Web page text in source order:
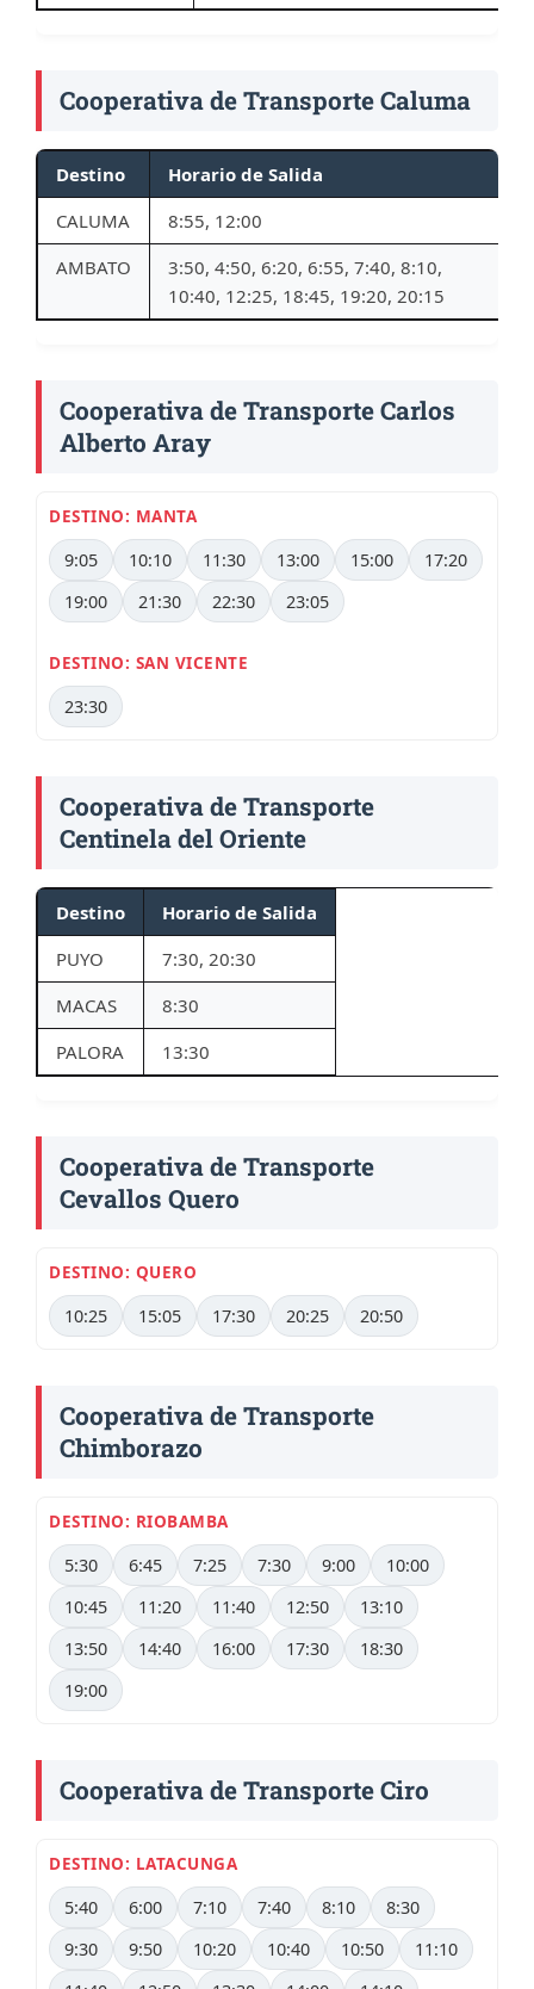
Cooperativa de Transporte Caluma
Destino
Horario de Salida
CALUMA
8:55, 12:00
AMBATO
3:50, 4:50, 6:20, 6:55, 7:40, 8:10,
10:40, 12:25, 18:45, 19:20, 20:15
Cooperativa de Transporte Carlos
Alberto Aray
DESTINO: MANTA
9:05 10:10 11:30 13:00 15:00
17:20
19:00
21:30 22:30 23:05
DESTINO: SAN VICENTE
23:30
Cooperativa de Transporte
Centinela del Oriente
Destino
Horario de Salida
PUYO
7:30, 20:30
MACAS
8:30
PALORA
13:30
Cooperativa de Transporte
Cevallos Quero
DESTINO: QUERO
10:25 15:05 17:30 20:25 20:50
Cooperativa de Transporte
Chimborazo
DESTINO: RIOBAMBA
5:30 6:45 7:25 7:30 9:00
10:00
10:45
11:20 11:40 12:50
13:10
13:50
14:40 16:00 17:30
18:30
19:00
Cooperativa de Transporte Ciro
DESTINO: LATACUNGA
5:40 6:00 7:10 7:40 8:10
8:30
9:30
9:50 10:20 10:40 10:50
11:10